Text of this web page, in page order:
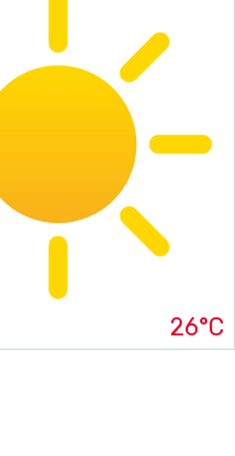
26°C